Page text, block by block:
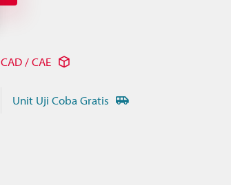
CAD / CAE
Unit Uji Coba Gratis